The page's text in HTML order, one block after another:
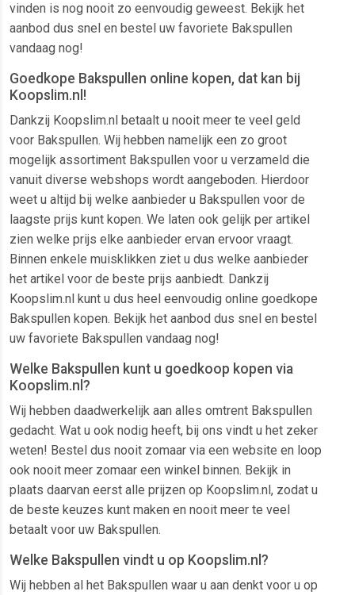
vinden is nog nooit zo eenvoudig geweest. Bekijk het
aanbod dus snel en bestel uw favoriete Bakspullen
vandaag nog!
Goedkope Bakspullen online kopen, dat kan bij
Koopslim.nl!
Dankzij Koopslim.nl betaalt u nooit meer te veel geld
voor Bakspullen. Wij hebben namelijk een zo groot
mogelijk assortiment Bakspullen voor u verzameld die
vanuit diverse webshops wordt aangeboden. Hierdoor
weet u altijd bij welke aanbieder u Bakspullen voor de
laagste prijs kunt kopen. We laten ook gelijk per artikel
zien welke prijs elke aanbieder ervan ervoor vraagt.
Binnen enkele muisklikken ziet u dus welke aanbieder
het artikel voor de beste prijs aanbiedt. Dankzij
Koopslim.nl kunt u dus heel eenvoudig online goedkope
Bakspullen kopen. Bekijk het aanbod dus snel en bestel
uw favoriete Bakspullen vandaag nog!
Welke Bakspullen kunt u goedkoop kopen via
Koopslim.nl?
Wij hebben daadwerkelijk aan alles omtrent Bakspullen
gedacht. Wat u ook nodig heeft, bij ons vindt u het zeker
weten! Bestel dus nooit zomaar via een website en loop
ook nooit meer zomaar een winkel binnen. Bekijk in
plaats daarvan eerst alle prijzen op Koopslim.nl, zodat u
de beste keuzes kunt maken en nooit meer te veel
betaalt voor uw Bakspullen.
Welke Bakspullen vindt u op Koopslim.nl?
Wij hebben al het Bakspullen waar u aan denkt voor u op